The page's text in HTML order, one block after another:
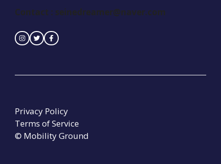
Contact : seinedreamer@naver.com
© Mobility Ground
Privacy Policy
Terms of Service